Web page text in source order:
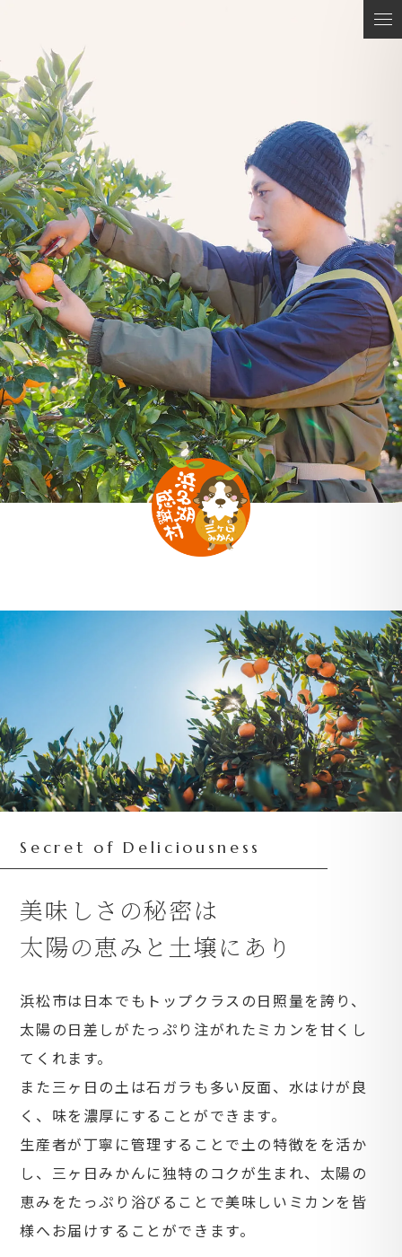
Secret of Deliciousness
美味しさの秘密は
太陽の恵みと土壌にあり
浜松市は日本でもトップクラスの日照量を誇り、
太陽の日差しがたっぷり注がれたミカンを甘くし
てくれます。
また三ヶ日の土は石ガラも多い反面、水はけが良
く、味を濃厚にすることができます。
生産者が丁寧に管理することで土の特徴をを活か
し、三ヶ日みかんに独特のコクが生まれ、太陽の
恵みをたっぷり浴びることで美味しいミカンを皆
様へお届けすることができます。